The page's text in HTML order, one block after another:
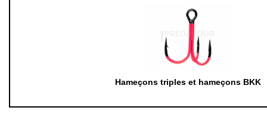
Hameçons triples et hameçons BKK